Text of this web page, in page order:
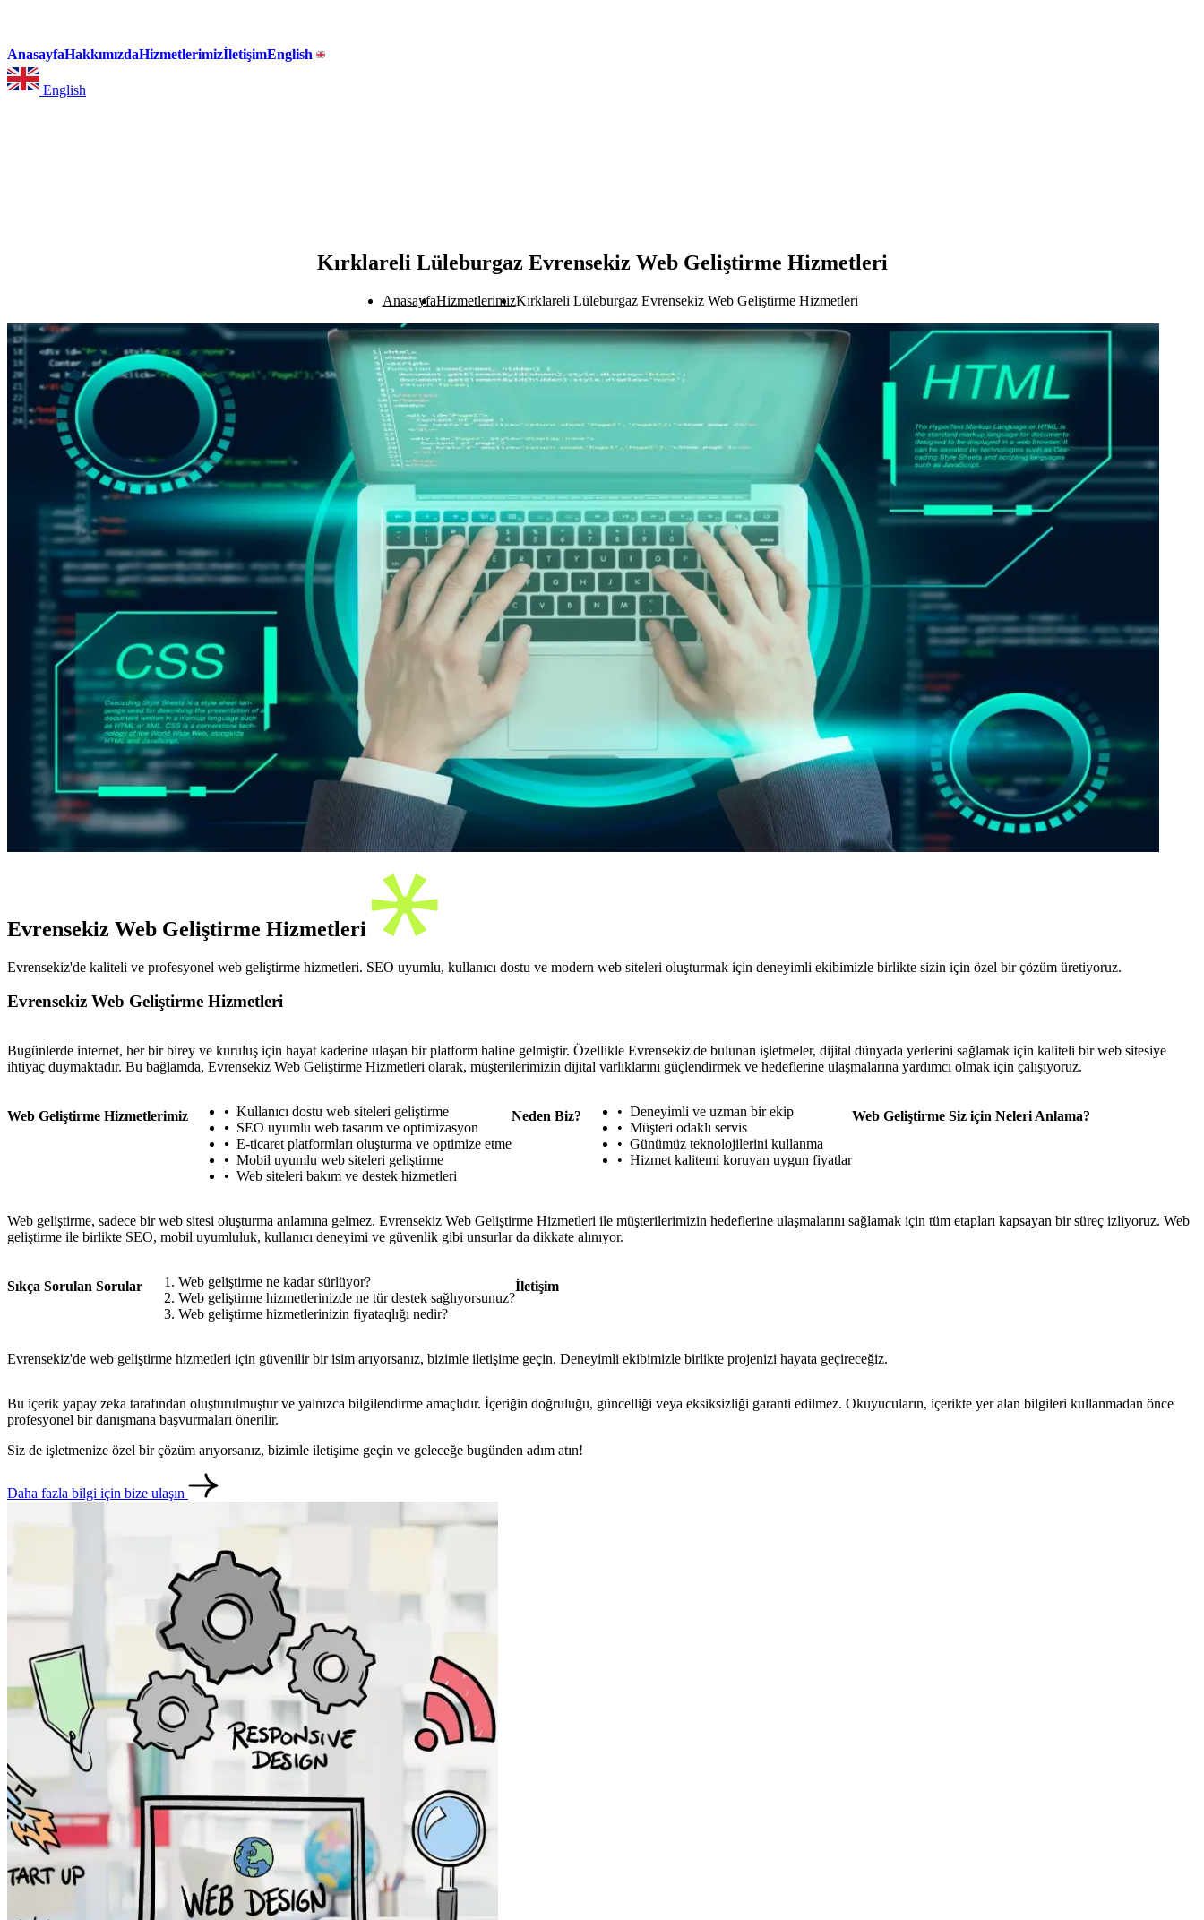
AnasayfaHakkımızdaHizmetlerimizİletişimEnglish
English
Kırklareli Lüleburgaz Evrensekiz Web Geliştirme Hizmetleri
AnasayfaHizmetlerimizKırklareli Lüleburgaz Evrensekiz Web Geliştirme Hizmetleri
Evrensekiz Web Geliştirme Hizmetleri
Evrensekiz'de kaliteli ve profesyonel web geliştirme hizmetleri. SEO uyumlu, kullanıcı dostu ve modern web siteleri oluşturmak için deneyimli ekibimizle birlikte sizin için özel bir çözüm üretiyoruz.
Evrensekiz Web Geliştirme Hizmetleri
Bugünlerde internet, her bir birey ve kuruluş için hayat kaderine ulaşan bir platform haline gelmiştir. Özellikle Evrensekiz'de bulunan işletmeler, dijital dünyada yerlerini sağlamak için kaliteli bir web sitesiye
ihtiyaç duymaktadır. Bu bağlamda, Evrensekiz Web Geliştirme Hizmetleri olarak, müşterilerimizin dijital varlıklarını güçlendirmek ve hedeflerine ulaşmalarına yardımcı olmak için çalışıyoruz.
Web Geliştirme Hizmetlerimiz
Kullanıcı dostu web siteleri geliştirme
SEO uyumlu web tasarım ve optimizasyon
E-ticaret platformları oluşturma ve optimize etme
Mobil uyumlu web siteleri geliştirme
Web siteleri bakım ve destek hizmetleri
Neden Biz?
Deneyimli ve uzman bir ekip
Müşteri odaklı servis
Günümüz teknolojilerini kullanma
Hizmet kalitemi koruyan uygun fiyatlar
Web Geliştirme Siz için Neleri Anlama?
Web geliştirme, sadece bir web sitesi oluşturma anlamına gelmez. Evrensekiz Web Geliştirme Hizmetleri ile müşterilerimizin hedeflerine ulaşmalarını sağlamak için tüm etapları kapsayan bir süreç izliyoruz. Web
geliştirme ile birlikte SEO, mobil uyumluluk, kullanıcı deneyimi ve güvenlik gibi unsurlar da dikkate alınıyor.
Sıkça Sorulan Sorular
Web geliştirme ne kadar sürlüyor?
Web geliştirme hizmetlerinizde ne tür destek sağlıyorsunuz?
Web geliştirme hizmetlerinizin fiyataqlığı nedir?
İletişim
Evrensekiz'de web geliştirme hizmetleri için güvenilir bir isim arıyorsanız, bizimle iletişime geçin. Deneyimli ekibimizle birlikte projenizi hayata geçireceğiz.
Bu içerik yapay zeka tarafından oluşturulmuştur ve yalnızca bilgilendirme amaçlıdır. İçeriğin doğruluğu, güncelliği veya eksiksizliği garanti edilmez. Okuyucuların, içerikte yer alan bilgileri kullanmadan önce
profesyonel bir danışmana başvurmaları önerilir.
Siz de işletmenize özel bir çözüm arıyorsanız, bizimle iletişime geçin ve geleceğe bugünden adım atın!
Daha fazla bilgi için bize ulaşın